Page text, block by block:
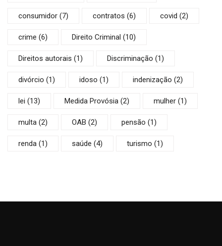
consumidor (7) contratos (6) covid (2)
crime (6) Direito Criminal (10)
Direitos autorais (1) Discriminação (1)
divórcio (1) idoso (1) indenização (2)
lei (13) Medida Provósia (2) mulher (1)
multa (2) OAB (2) pensão (1)
renda (1) saúde (4) turismo (1)